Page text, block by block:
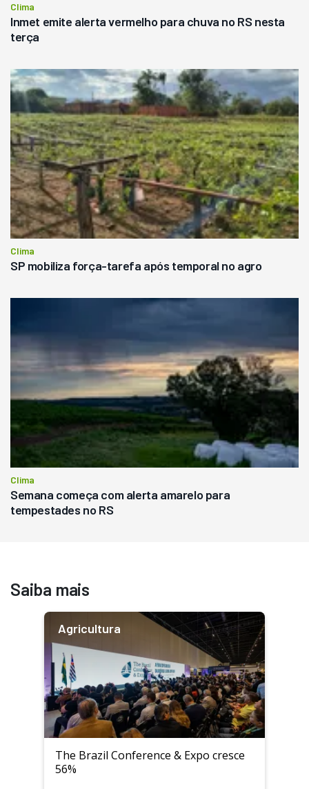
Clima
Inmet emite alerta vermelho para chuva no RS nesta
terça
Clima
SP mobiliza força-tarefa após temporal no agro
Clima
Semana começa com alerta amarelo para
tempestades no RS
Saiba mais
Agricultura
The Brazil Conference & Expo cresce
56%